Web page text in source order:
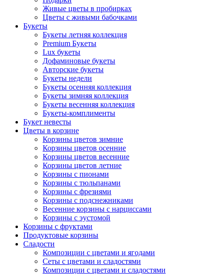
Живые цветы в пробирках
Цветы с живыми бабочками
Букеты
Букеты летняя коллекция
Premium Букеты
Lux букеты
Дофаминовые букеты
Авторские букеты
Букеты недели
Букеты осенняя коллекция
Букеты зимняя коллекция
Букеты весенняя коллекция
Букеты-комплименты
Букет невесты
Цветы в корзине
Корзины цветов зимние
Корзины цветов осенние
Корзины цветов весенние
Корзины цветов летние
Корзины с пионами
Корзины с тюльпанами
Корзины с фрезиями
Корзины с подснежниками
Весенние корзины с нарциссами
Корзины с эустомой
Корзины с фруктами
Продуктовые корзины
Сладости
Композиции с цветами и ягодами
Сеты с цветами и сладостями
Композиции с цветами и сладостями